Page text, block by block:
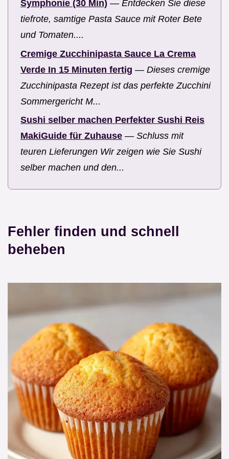
Symphonie (30 Min) — Entdecken Sie diese
tiefrote, samtige Pasta Sauce mit Roter Bete
und Tomaten....
Cremige Zucchinipasta Sauce La Crema
Verde In 15 Minuten fertig — Dieses cremige
Zucchinipasta Rezept ist das perfekte Zucchini
Sommergericht M...
Sushi selber machen Perfekter Sushi Reis
MakiGuide für Zuhause — Schluss mit
teuren Lieferungen Wir zeigen wie Sie Sushi
selber machen und den...
Fehler finden und schnell
beheben